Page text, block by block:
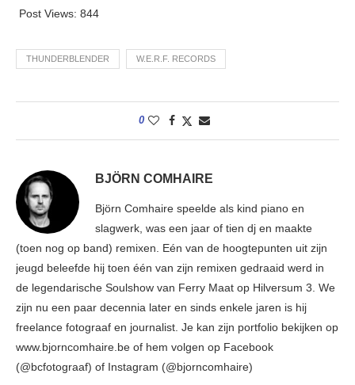
Post Views: 844
THUNDERBLENDER W.E.R.F. RECORDS
0
BJÖRN COMHAIRE
Björn Comhaire speelde als kind piano en
slagwerk, was een jaar of tien dj en maakte
(toen nog op band) remixen. Eén van de hoogtepunten uit zijn
jeugd beleefde hij toen één van zijn remixen gedraaid werd in
de legendarische Soulshow van Ferry Maat op Hilversum 3. We
zijn nu een paar decennia later en sinds enkele jaren is hij
freelance fotograaf en journalist. Je kan zijn portfolio bekijken op
www.bjorncomhaire.be of hem volgen op Facebook
(@bcfotograaf) of Instagram (@bjorncomhaire)